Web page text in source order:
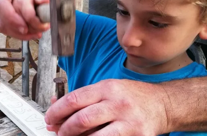
sull’Etna: Guida Completa per Famiglie
SENTIERI,
con bambini: itinerari imperdibili (+ consigli utili)- Parte 1
con i bambini in Sicilia, dove andare?
FATTORIE